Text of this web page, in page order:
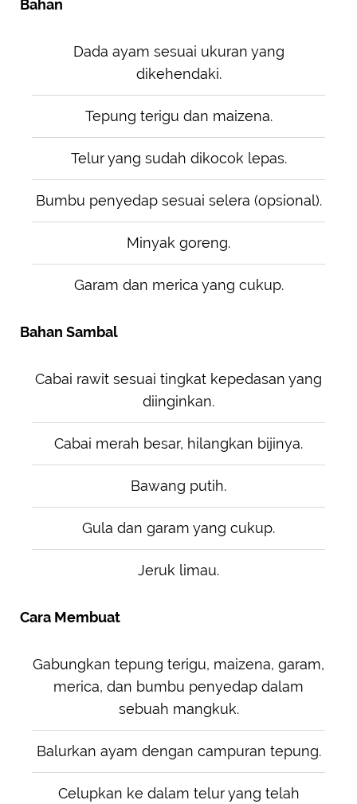
Bahan
Dada ayam sesuai ukuran yang
dikehendaki.
Tepung terigu dan maizena.
Telur yang sudah dikocok lepas.
Bumbu penyedap sesuai selera (opsional).
Minyak goreng.
Garam dan merica yang cukup.
Bahan Sambal
Cabai rawit sesuai tingkat kepedasan yang
diinginkan.
Cabai merah besar, hilangkan bijinya.
Bawang putih.
Gula dan garam yang cukup.
Jeruk limau.
Cara Membuat
Gabungkan tepung terigu, maizena, garam,
merica, dan bumbu penyedap dalam
sebuah mangkuk.
Balurkan ayam dengan campuran tepung.
Celupkan ke dalam telur yang telah